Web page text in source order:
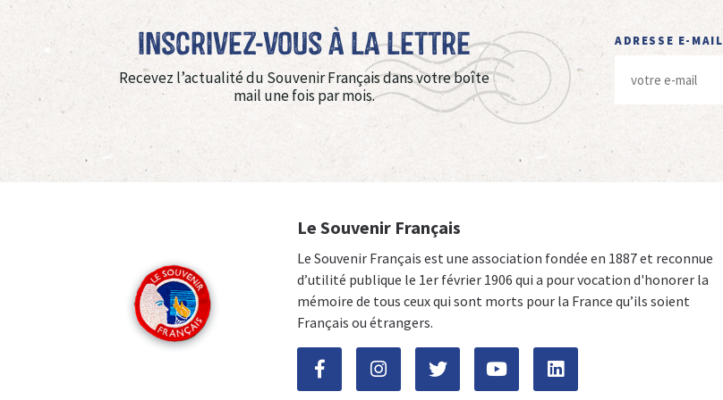
Inscrivez-vous à La Lettre
Recevez l’actualité du Souvenir Français dans votre boîte
mail une fois par mois.
ADRESSE E-MAIL
Le Souvenir Français
Le Souvenir Français est une association fondée en 1887 et reconnue
d’utilité publique le 1er février 1906 qui a pour vocation d'honorer la
mémoire de tous ceux qui sont morts pour la France qu’ils soient
Français ou étrangers.